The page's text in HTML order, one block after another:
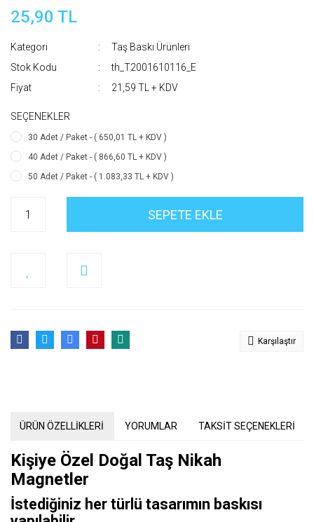
25,90 TL
Kategori
Taş Baskı Ürünleri
Stok Kodu
th_T2001610116_E
Fiyat
21,59 TL + KDV
SEÇENEKLER
30 Adet / Paket - ( 650,01 TL + KDV )
40 Adet / Paket - ( 866,60 TL + KDV )
50 Adet / Paket - ( 1.083,33 TL + KDV )
SEPETE EKLE
Karşılaştır
ÜRÜN ÖZELLİKLERİ YORUMLAR TAKSİT SEÇENEKLERİ
Kişiye Özel Doğal Taş Nikah
Magnetler
İstediğiniz her türlü tasarımın baskısı